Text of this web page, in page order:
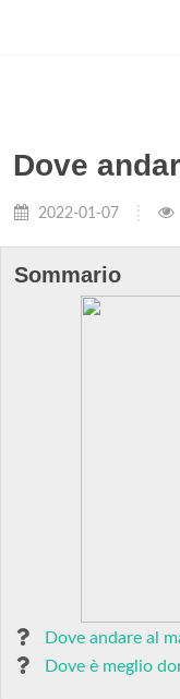
Dove
2022-01-07
Sommario
Dove andare al
Dove è meglio